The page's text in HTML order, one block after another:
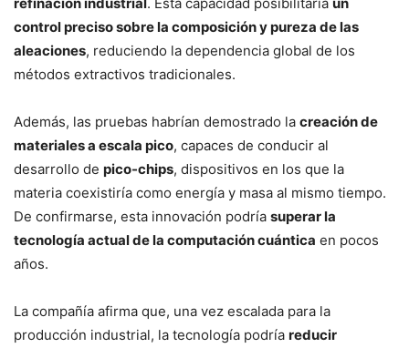
control preciso sobre la composición y pureza de las
aleaciones, reduciendo la dependencia global de los
métodos extractivos tradicionales.
Además, las pruebas habrían demostrado la creación de
materiales a escala pico, capaces de conducir al
desarrollo de pico-chips, dispositivos en los que la
materia coexistiría como energía y masa al mismo tiempo.
De confirmarse, esta innovación podría superar la
tecnología actual de la computación cuántica en pocos
años.
La compañía afirma que, una vez escalada para la
producción industrial, la tecnología podría reducir